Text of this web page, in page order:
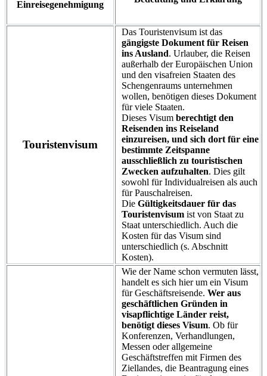
Einreisegenehmigung
Touristenvisum
Das Touristenvisum ist das
gängigste Dokument für Reisen
ins Ausland. Urlauber, die Reisen
außerhalb der Europäischen Union
und den visafreien Staaten des
Schengenraums unternehmen
wollen, benötigen dieses Dokument
für viele Staaten.
Dieses Visum berechtigt den
Reisenden ins Reiseland
einzureisen, und sich dort für eine
bestimmte Zeitspanne
ausschließlich zu touristischen
Zwecken aufzuhalten. Dies gilt
sowohl für Individualreisen als auch
für Pauschalreisen.
Die Gültigkeitsdauer für das
Touristenvisum ist von Staat zu
Staat unterschiedlich. Auch die
Kosten für das Visum sind
unterschiedlich (s. Abschnitt
Kosten).
Wie der Name schon vermuten lässt,
handelt es sich hier um ein Visum
für Geschäftsreisende. Wer aus
geschäftlichen Gründen in
visapflichtige Länder reist,
benötigt dieses Visum. Ob für
Konferenzen, Verhandlungen,
Messen oder allgemeine
Geschäftstreffen mit Firmen des
Ziellandes, die Beantragung eines